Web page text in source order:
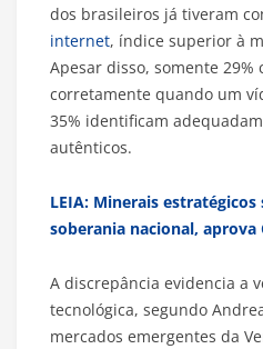
dos brasileiros já tiveram
internet, índice superior à
Apesar disso, somente
corretamente quando um
35% identificam
autênticos.
LEIA: Minerais
soberania nacional, aprova
A discrepância evidencia a
tecnológica, segundo
mercados emergentes da